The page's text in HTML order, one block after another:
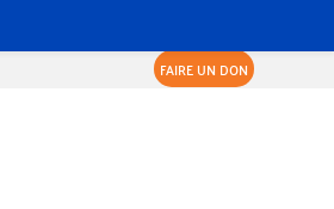
FAIRE UN DON